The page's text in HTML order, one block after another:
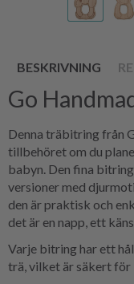
BESKRIVNING
Go
Denna träbitring från
tillbehöret om du
babyn. Den fina
versioner med
den är praktisk och
det är en napp, ett
Varje bitring har ett
trä, vilket är säkert för